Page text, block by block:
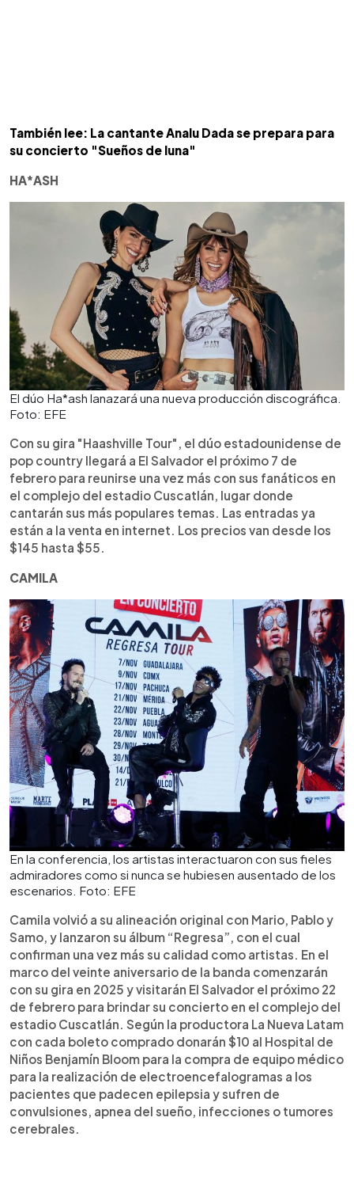
También lee: La cantante Analu Dada se prepara para
su concierto "Sueños de luna"
HA*ASH
El dúo Ha*ash lanazará una nueva producción discográfica.
Foto: EFE
Con su gira "Haashville Tour", el dúo estadounidense​​ de
pop country llegará a El Salvador el próximo 7 de
febrero para reunirse una vez más con sus fanáticos en
el complejo del estadio Cuscatlán, lugar donde
cantarán sus más populares temas. Las entradas ya
están a la venta en internet. Los precios van desde los
$145 hasta $55.
CAMILA
En la conferencia, los artistas interactuaron con sus fieles
admiradores como si nunca se hubiesen ausentado de los
escenarios. Foto: EFE
Camila volvió a su alineación original con Mario, Pablo y
Samo, y lanzaron su álbum “Regresa”, con el cual
confirman una vez más su calidad como artistas. En el
marco del veinte aniversario de la banda comenzarán
con su gira en 2025 y visitarán El Salvador el próximo 22
de febrero para brindar su concierto en el complejo del
estadio Cuscatlán. Según la productora La Nueva Latam
con cada boleto comprado donarán $10 al Hospital de
Niños Benjamín Bloom para la compra de equipo médico
para la realización de electroencefalogramas a los
pacientes que padecen epilepsia y sufren de
convulsiones, apnea del sueño, infecciones o tumores
cerebrales.